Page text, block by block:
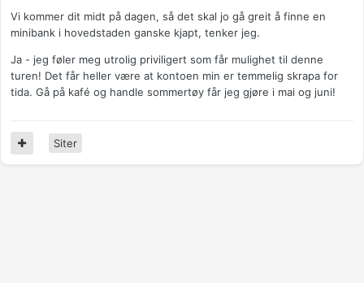
Vi kommer dit midt på dagen, så det skal jo gå greit å finne en
minibank i hovedstaden ganske kjapt, tenker jeg.
Ja - jeg føler meg utrolig priviligert som får mulighet til denne
turen! Det får heller være at kontoen min er temmelig skrapa for
tida. Gå på kafé og handle sommertøy får jeg gjøre i mai og juni!
Siter